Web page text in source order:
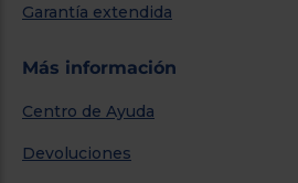
Garantía extendida
Más información
Centro de Ayuda
Devoluciones